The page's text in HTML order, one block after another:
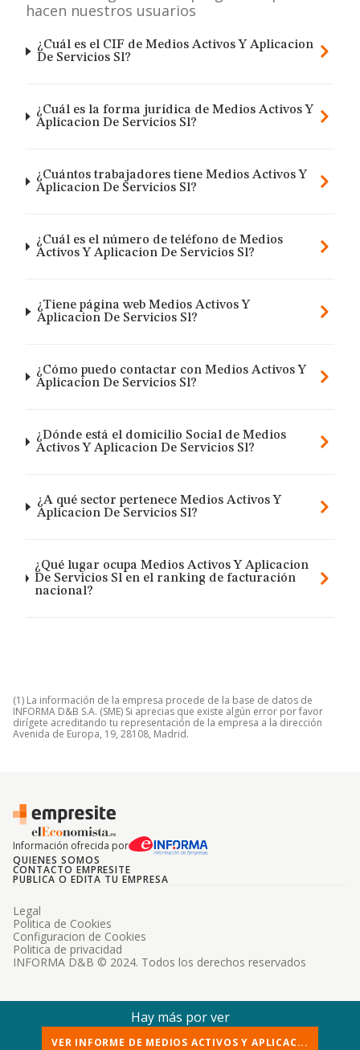
hacen nuestros usuarios
¿Cuál es el CIF de Medios Activos Y Aplicacion
De Servicios Sl?
¿Cuál es la forma jurídica de Medios Activos Y
Aplicacion De Servicios Sl?
¿Cuántos trabajadores tiene Medios Activos Y
Aplicacion De Servicios Sl?
¿Cuál es el número de teléfono de Medios
Activos Y Aplicacion De Servicios Sl?
¿Tiene página web Medios Activos Y
Aplicacion De Servicios Sl?
¿Cómo puedo contactar con Medios Activos Y
Aplicacion De Servicios Sl?
¿Dónde está el domicilio Social de Medios
Activos Y Aplicacion De Servicios Sl?
¿A qué sector pertenece Medios Activos Y
Aplicacion De Servicios Sl?
¿Qué lugar ocupa Medios Activos Y Aplicacion
De Servicios Sl en el ranking de facturación
nacional?
(1) La información de la empresa procede de la base de datos de
INFORMA D&B S.A. (SME) Si aprecias que existe algún error por favor
dirígete acreditando tu representación de la empresa a la dirección
Avenida de Europa, 19, 28108, Madrid.
Información ofrecida por
QUIENES SOMOS
CONTACTO EMPRESITE
PUBLICA O EDITA TU EMPRESA
INFORMA D&B © 2024. Todos los derechos reservados
Legal
Politica de Cookies
Configuracion de Cookies
Politica de privacidad
Hay más por ver
VER INFORME DE MEDIOS ACTIVOS Y APLICAC...